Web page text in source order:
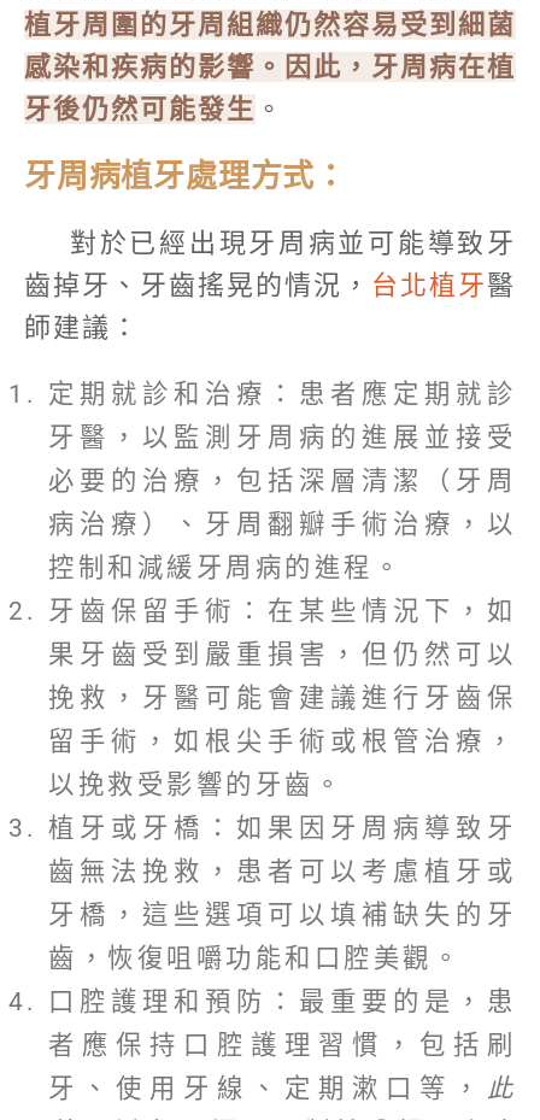
植牙周圍的牙周組織仍然容易受到細菌
感染和疾病的影響。因此，牙周病在植
牙後仍然可能發生 。
牙周病植牙處理方式：
對於已經出現牙周病並可能導致牙
齒掉牙、牙齒搖晃的情況， 台北植牙醫
師建議：
定期就診和治療：患者應定期就診
牙醫，以監測牙周病的進展並接受
必要的治療，包括深層清潔（牙周
病治療）、牙周翻瓣手術治療，以
控制和減緩牙周病的進程。
牙齒保留手術：在某些情況下，如
果牙齒受到嚴重損害，但仍然可以
挽救，牙醫可能會建議進行牙齒保
留手術，如根尖手術或根管治療，
以挽救受影響的牙齒。
植牙或牙橋：如果因牙周病導致牙
齒無法挽救，患者可以考慮植牙或
牙橋，這些選項可以填補缺失的牙
齒，恢復咀嚼功能和口腔美觀。
口腔護理和預防：最重要的是，患
者應保持口腔護理習慣，包括刷
牙、使用牙線、定期漱口等， 此